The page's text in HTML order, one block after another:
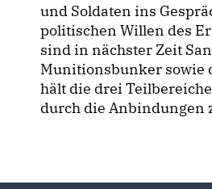
und Soldaten ins
politischen Willen des
sind in nächster Zeit
Munitionsbunker sowie
hält die drei
durch die Anbindungen